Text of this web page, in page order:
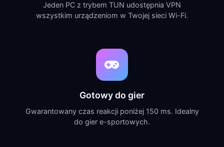
Jeden PC z trybem TUN udostępnia VPN
wszystkim urządzeniom w Twojej sieci Wi-Fi.
Gotowy do gier
Gwarantowany czas reakcji poniżej 150 ms. Idealny
do gier e-sportowych.